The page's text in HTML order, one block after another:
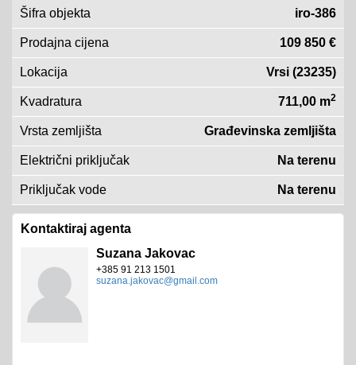
Šifra objekta iro-386
Prodajna cijena 109 850 €
Lokacija Vrsi (23235)
Kvadratura 711,00 m2
Vrsta zemljišta Građevinska zemljišta
Električni priključak Na terenu
Priključak vode Na terenu
Kontaktiraj agenta
Suzana Jakovac
+385 91 213 1501
suzana.jakovac@gmail.com